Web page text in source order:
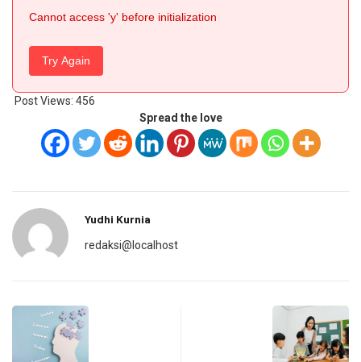
Cannot access 'y' before initialization
Try Again
Post Views: 456
Spread the love
Yudhi Kurnia
redaksi@localhost